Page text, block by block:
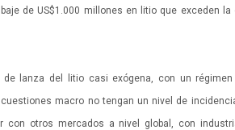
de US$1.000 millones en litio que exceden
de lanza del litio casi exógena, con un
macro no tengan un nivel de
con otros mercados a nivel global, con